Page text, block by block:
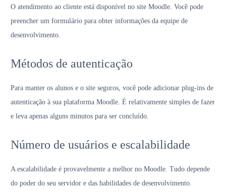
O atendimento ao cliente está disponível no site Moodle. Você pode
preencher um formulário para obter informações da equipe de
desenvolvimento.
Métodos de autenticação
Para manter os alunos e o site seguros, você pode adicionar plug-ins de
autenticação à sua plataforma Moodle. É relativamente simples de fazer
e leva apenas alguns minutos para ser concluído.
Número de usuários e escalabilidade
A escalabilidade é provavelmente a melhor no Moodle. Tudo depende
do poder do seu servidor e das habilidades de desenvolvimento.